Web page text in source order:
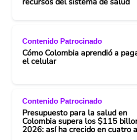
Contenido Patrocinado
Cómo Colombia aprendió a
el celular
Contenido Patrocinado
Presupuesto para la salud en
Colombia supera los $115
2026: así ha crecido en cuatro